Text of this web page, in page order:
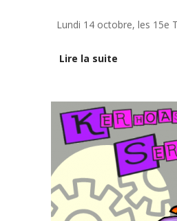
Lundi 14 octobre, les 15e
Lire la suite